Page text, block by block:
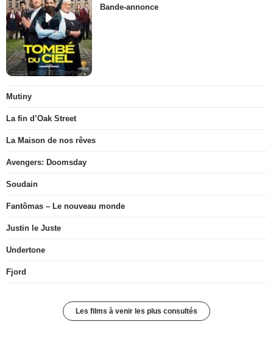
Bande-annonce
Mutiny
La fin d’Oak Street
La Maison de nos rêves
Avengers: Doomsday
Soudain
Fantômas – Le nouveau monde
Justin le Juste
Undertone
Fjord
Les films à venir les plus consultés